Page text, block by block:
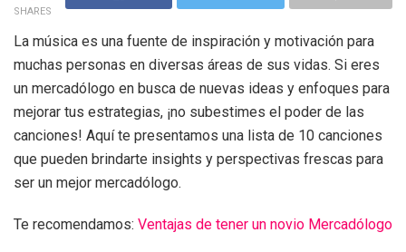
SHARES
La música es una fuente de inspiración y motivación para
muchas personas en diversas áreas de sus vidas. Si eres
un mercadólogo en busca de nuevas ideas y enfoques para
mejorar tus estrategias, ¡no subestimes el poder de las
canciones! Aquí te presentamos una lista de 10 canciones
que pueden brindarte insights y perspectivas frescas para
ser un mejor mercadólogo.
Te recomendamos: Ventajas de tener un novio Mercadólogo